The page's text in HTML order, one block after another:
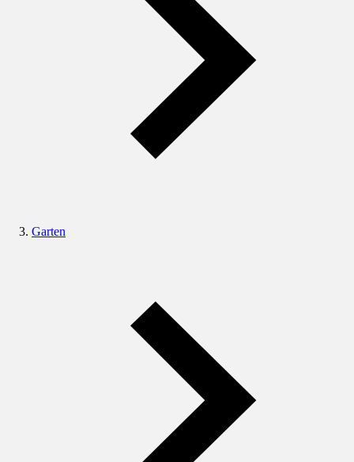
Garten